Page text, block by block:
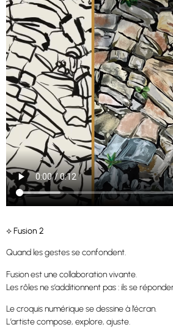
⟡ Fusion 2
Quand les gestes se confondent.
Fusion est une collaboration vivante.
Les rôles ne s’additionnent pas : ils se
Le croquis numérique se dessine à l’écran.
L’artiste compose, explore, ajuste.